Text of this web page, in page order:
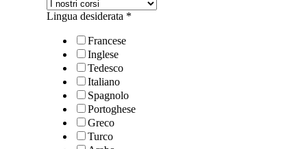
Lingua desiderata *
Francese
Inglese
Tedesco
Italiano
Spagnolo
Portoghese
Greco
Turco